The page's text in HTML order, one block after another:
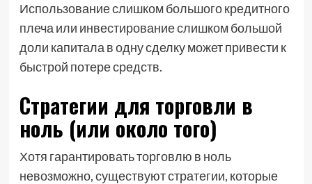
Использование слишком большого кредитного
плеча или инвестирование слишком большой
доли капитала в одну сделку может привести к
быстрой потере средств.
Стратегии для торговли в
ноль (или около того)
Хотя гарантировать торговлю в ноль
невозможно, существуют стратегии, которые